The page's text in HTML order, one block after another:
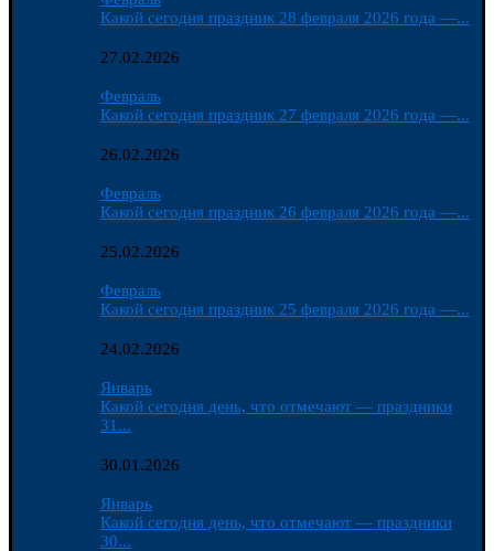
Какой сегодня праздник 28 февраля 2026 года —...
27.02.2026
Февраль
Какой сегодня праздник 27 февраля 2026 года —...
26.02.2026
Февраль
Какой сегодня праздник 26 февраля 2026 года —...
25.02.2026
Февраль
Какой сегодня праздник 25 февраля 2026 года —...
24.02.2026
Январь
Какой сегодня день, что отмечают — праздники
31...
30.01.2026
Январь
Какой сегодня день, что отмечают — праздники
30...